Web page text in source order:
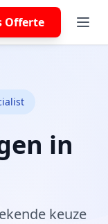
Offerte
in
keuze